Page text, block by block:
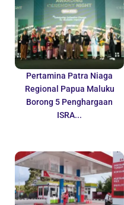
Pertamina Patra Niaga
Regional Papua Maluku
Borong 5 Penghargaan
ISRA...